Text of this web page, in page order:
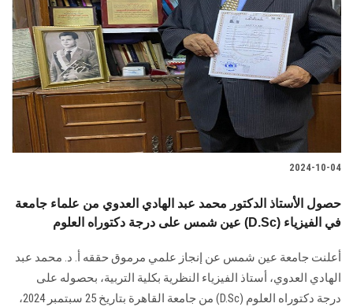
الطلاب
هيئة التدريس
الدراسات العليا
الخريجين
الزائـرون
سجل الان
2024-10-04
حصول الأستاذ الدكتور محمد عبد الهادي العدوي من علماء جامعة
عين شمس على درجة دكتوراه العلوم (D.Sc) في الفيزياء
أعلنت جامعة عين شمس عن إنجاز علمي مرموق حققه أ. د. محمد عبد
الهادي العدوي، أستاذ الفيزياء النظرية بكلية التربية، بحصوله على
درجة دكتوراه العلوم (D.Sc) من جامعة القاهرة بتاريخ 25 سبتمبر 2024،